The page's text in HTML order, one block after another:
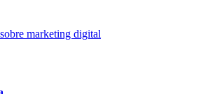
marketing digital